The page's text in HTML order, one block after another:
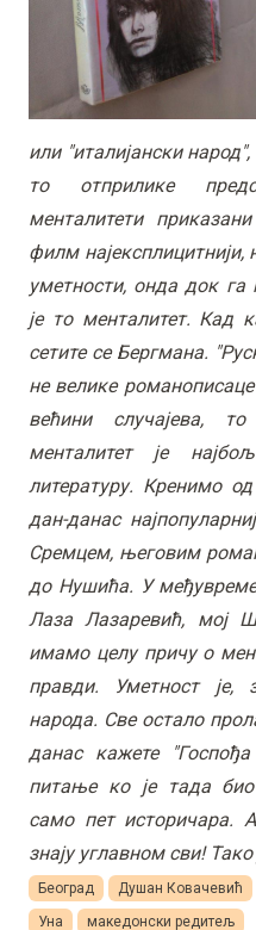
или "италијански
то отприлике
менталитети
филм најексплицитнији,
уметности, онда док
је то менталитет. Кад
сетите се Бергмана.
не велике
већини случајева,
менталитет је
литературу. Кренимо
дан-данас
Сремцем, његовим
до Нушића. У
Лаза Лазаревић, мој
имамо целу причу о
правди. Уметност је,
народа. Све остало
данас кажете
питање ко је тада
само пет историчара.
знају углавном сви!
Београд Душан Ковачевић
Уна
македонски редитељ